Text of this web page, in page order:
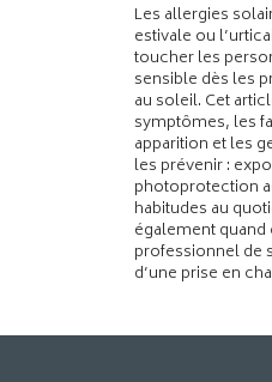
Les allergies
estivale ou
toucher les
sensible dès les
au soleil. Cet
symptômes, les
apparition et les
les prévenir :
photoprotection
habitudes au
également
professionnel de
d’une prise en